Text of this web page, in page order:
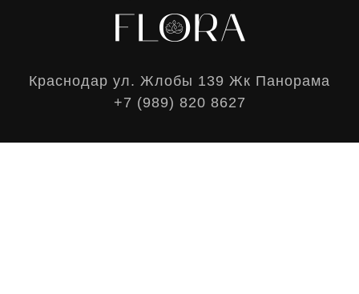
Краснодар ул. Жлобы 139 Жк Панорама
+7 (989) 820 8627